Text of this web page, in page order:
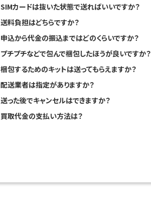
SIMカードは抜いた状態で送ればいいですか？
送料負担はどちらですか？
申込から代金の振込まではどのくらいですか？
プチプチなどで包んで梱包したほうが良いですか？
梱包するためのキットは送ってもらえますか？
配送業者は指定がありますか？
送った後でキャンセルはできますか？
買取代金の支払い方法は？